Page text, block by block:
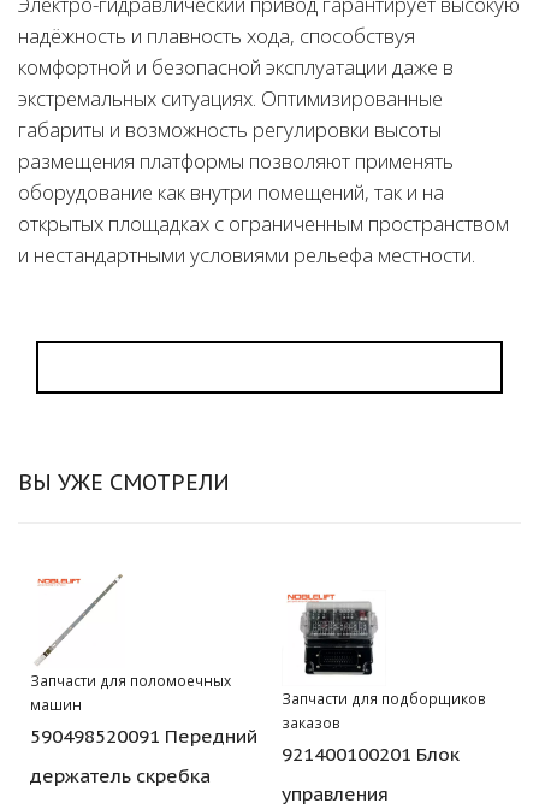
надёжность и плавность хода, способствуя
комфортной и безопасной эксплуатации даже в
экстремальных ситуациях. Оптимизированные
габариты и возможность регулировки высоты
размещения платформы позволяют применять
оборудование как внутри помещений, так и на
открытых площадках с ограниченным пространством
и нестандартными условиями рельефа местности.
ВЫ УЖЕ СМОТРЕЛИ
Запчасти для поломоечных
машин
590498520091 Передний
держатель скребка
Запчасти для подборщиков
заказов
921400100201 Блок
управления